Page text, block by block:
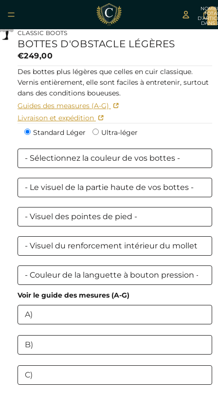
DANS
LA
VIDÉO
LIRE
VIDÉO
CLASSIC BOOTS
BOTTES D'OBSTACLE LÉGÈRES
€249,00
Des bottes plus légères que celles en cuir classique.
Vernis entièrement, elle sont faciles à entretenir, surtout
dans des conditions boueuses.
Guides des measures (A-G)
Livraison et expédition
Standard Léger
Ultra-léger
Voir le guide des mesures (A-G)